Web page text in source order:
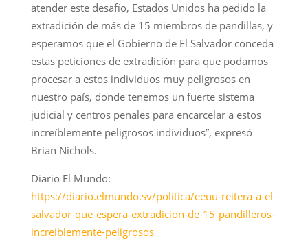
atender este desafío, Estados Unidos ha pedido la
extradición de más de 15 miembros de pandillas, y
esperamos que el Gobierno de El Salvador conceda
estas peticiones de extradición para que podamos
procesar a estos individuos muy peligrosos en
nuestro país, donde tenemos un fuerte sistema
judicial y centros penales para encarcelar a estos
increíblemente peligrosos individuos”, expresó
Brian Nichols.
Diario El Mundo:
https://diario.elmundo.sv/politica/eeuu-reitera-a-el-
salvador-que-espera-extradicion-de-15-pandilleros-
increiblemente-peligrosos